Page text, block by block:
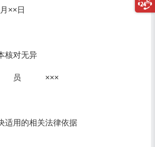
××日
核对无异
员 ×××
适用的相关法律依据